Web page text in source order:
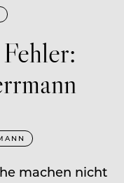
machen nicht